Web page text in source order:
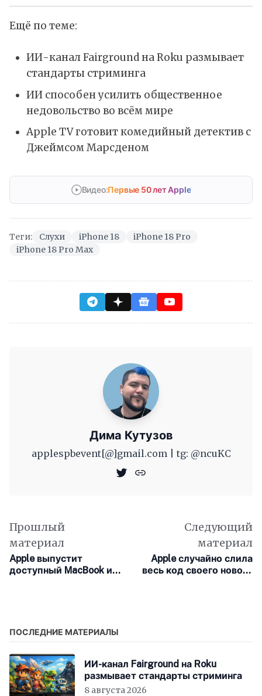
Ещё по теме:
ИИ-канал Fairground на Roku размывает
стандарты стриминга
ИИ способен усилить общественное
недовольство во всём мире
Apple TV готовит комедийный детектив с
Джеймсом Марсденом
Видео:Первые 50 лет Apple
Теги: Слухи iPhone 18
iPhone 18 Pro
iPhone 18 Pro Max
Дима Кутузов
applespbevent[@]gmail.com | tg: @ncuKC
Прошлый
материал
Apple выпустит
доступный MacBook и
Следующий
материал
Apple случайно слила
весь код своего нового
ПОСЛЕДНИЕ МАТЕРИАЛЫ
ИИ-канал Fairground на Roku
размывает стандарты стриминга
8 августа 2026